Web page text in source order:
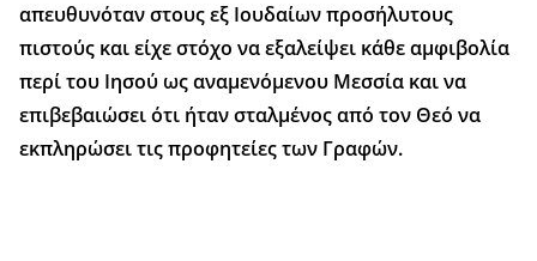
απευθυνόταν στους εξ Ιουδαίων προσήλυτους
πιστούς και είχε στόχο να εξαλείψει κάθε αμφιβολία
περί του Ιησού ως αναμενόμενου Μεσσία και να
επιβεβαιώσει ότι ήταν σταλμένος από τον Θεό να
εκπληρώσει τις προφητείες των Γραφών.